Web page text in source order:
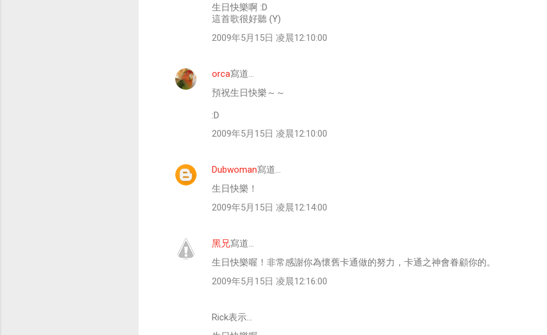
生日快樂啊 :D
這首歌很好聽 (Y)
2009年5月15日 凌晨12:10:00
orca寫道…
預祝生日快樂～～
:D
2009年5月15日 凌晨12:10:00
Dubwoman寫道…
生日快樂！
2009年5月15日 凌晨12:14:00
黑兄寫道…
生日快樂喔！非常感謝你為懷舊卡通做的努力，卡通之神會眷顧你的。
2009年5月15日 凌晨12:16:00
Rick表示…